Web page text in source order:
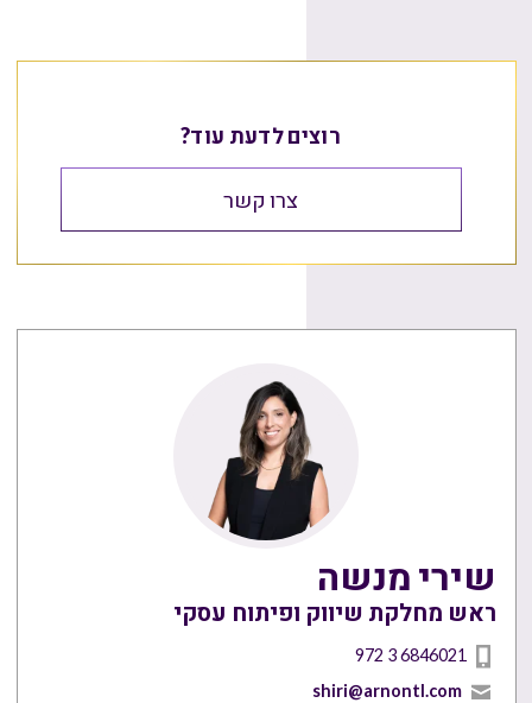
רוצים לדעת עוד?
צרו קשר
שירי מנשה
ראש מחלקת שיווק ופיתוח עסקי
972 3 6846021
shiri@arnontl.com